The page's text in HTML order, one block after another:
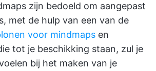
zijn bedoeld om aangepast
met de hulp van een van de
voor mindmaps en
tot je beschikking staan, zul je
bij het maken van je